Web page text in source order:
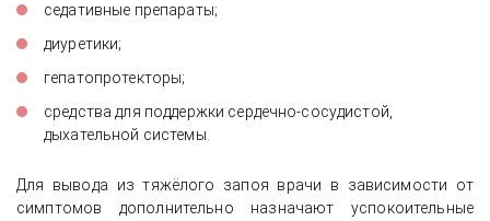
седативные препараты;
диуретики;
гепатопротекторы;
средства для поддержки сердечно-сосудистой,
дыхательной системы.
Для вывода из тяжёлого запоя врачи в зависимости от
симптомов дополнительно назначают успокоительные